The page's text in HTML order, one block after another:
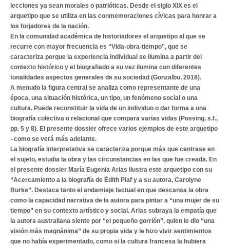
lecciones ya sean morales o patrióticas. Desde el siglo XIX es el
arquetipo que se utiliza en las conmemoraciones cívicas para honrar a
los forjadores de la nación.
En la comunidad académica de historiadores el arquetipo al que se
recurre con mayor frecuencia es “Vida-obra-tiempo”, que se
caracteriza porque la experiencia individual se ilumina a partir del
contexto histórico y el biografiado a su vez ilumina con diferentes
tonalidades aspectos generales de su sociedad (Gonzalbo, 2018).
A menudo la figura central se analiza como representante de una
época, una situación histórica, un tipo, un fenómeno social o una
cultura. Puede reconstituir la vida de un individuo o dar forma a una
biografía colectiva o relacional que compara varias vidas (Possing, s.f.,
pp. 5 y 8). El presente dossier ofrece varios ejemplos de este arquetipo
–como se verá más adelante.
La biografía interpretativa se caracteriza porque más que centrase en
el sujeto, estudia la obra y las circunstancias en las que fue creada. En
el presente dossier María Eugenia Arias ilustra este arquetipo con su
“Acercamiento a la biografía de Édith Piaf y a su autora, Carolyne
Burke”. Destaca tanto el andamiaje factual en que descansa la obra
como la capacidad narrativa de la autora para pintar a “una mujer de su
tiempo” en su contexto artístico y social. Arias subraya la empatía que
la autora australiana siente por “el pequeño gorrión”, quien le dio “una
visión más magnánima” de su propia vida y le hizo vivir sentimientos
que no había experimentado, como si la cultura francesa la hubiera